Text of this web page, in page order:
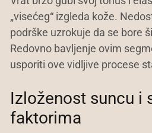
„visećeg“ izgleda kože.
podrške uzrokuje da se bore
Redovno bavljenje ovim
usporiti ove vidljive procese
Izloženost suncu i
faktorima